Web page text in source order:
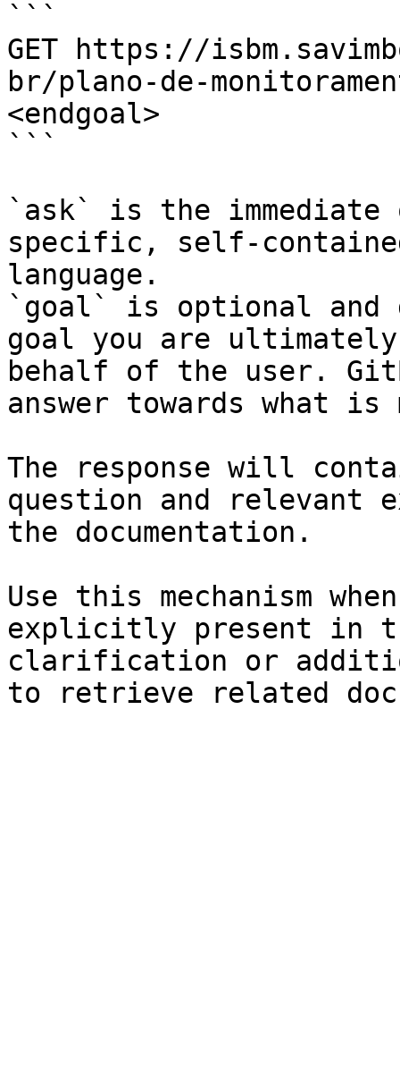
```
GET https://
br/plano-de-
<endgoal>
```
`ask` is the
specific, self-
language.
`goal` is optional and
goal you are
behalf of the user.
answer towards what
The response will
question and relevant
the documentation.
Use this mechanism
explicitly present in
clarification or